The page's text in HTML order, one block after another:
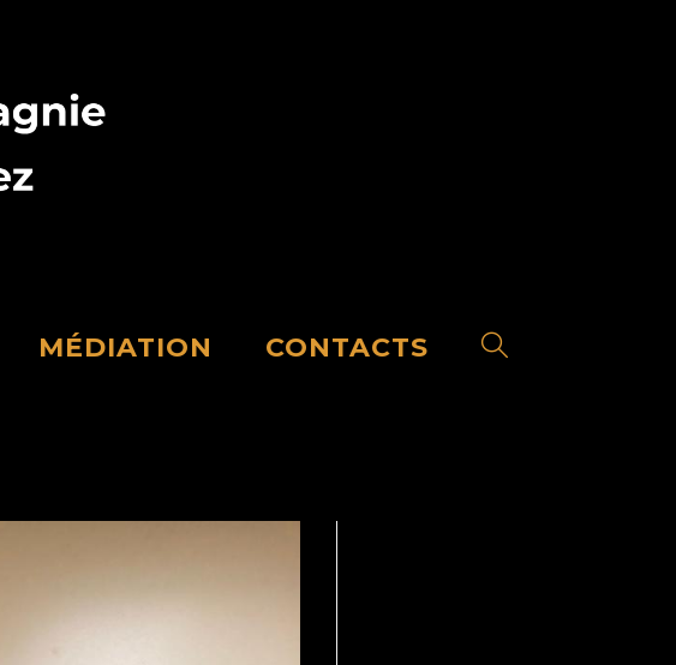
MÉDIATION CONTACTS Toggle